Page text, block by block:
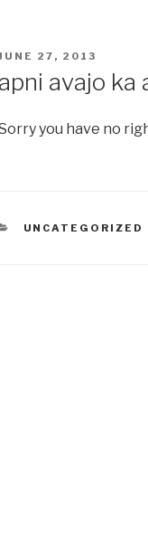
27, 2013
apni avajo ka
you have no
CATEGORIES
UNCATEGORIZED